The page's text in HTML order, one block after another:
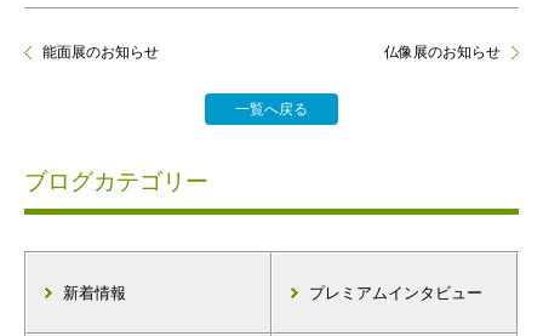
能面展のお知らせ
一覧へ戻る
仏像展のお知らせ
ブログカテゴリー
新着情報 プレミアムインタビュー